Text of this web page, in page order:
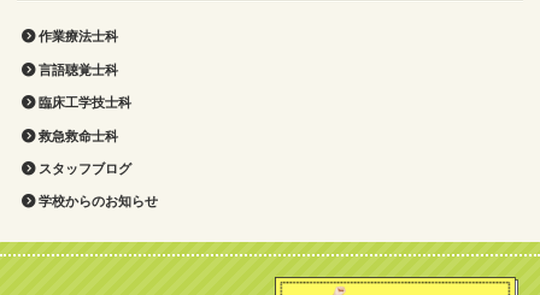
作業療法士科
言語聴覚士科
臨床工学技士科
救急救命士科
スタッフブログ
学校からのお知らせ